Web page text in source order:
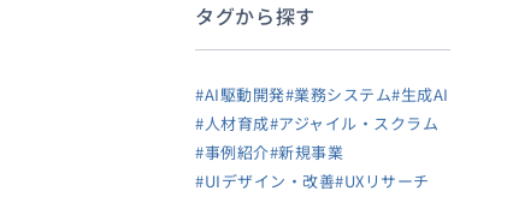
タグから探す
#AI駆動開発#業務システム#生成AI
#人材育成#アジャイル・スクラム
#事例紹介#新規事業
#UIデザイン・改善#UXリサーチ